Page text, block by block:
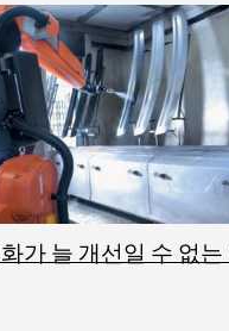
가 늘 개선일 수 없는